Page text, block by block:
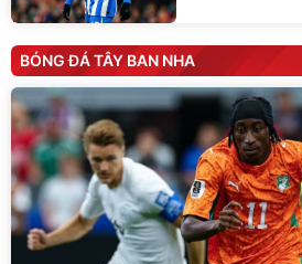
BÓNG ĐÁ TÂY BAN NHA